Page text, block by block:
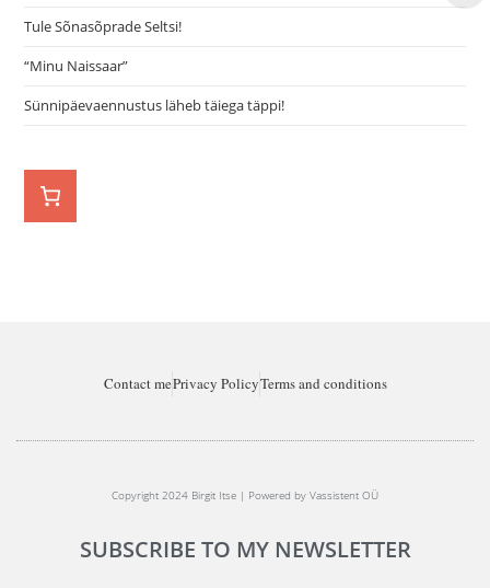
Tule Sõnasõprade Seltsi!
“Minu Naissaar”
Sünnipäevaennustus läheb täiega täppi!
Contact mePrivacy PolicyTerms and conditions
Copyright 2024 Birgit Itse | Powered by Vassistent OÜ
SUBSCRIBE TO MY NEWSLETTER